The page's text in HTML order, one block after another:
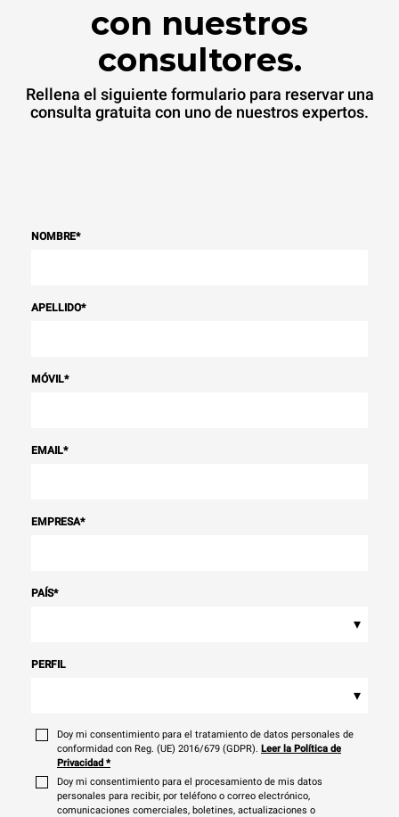
renovables.Greenhouse
Gas Protocol
con nuestros
consultores.
Rellena el siguiente formulario para reservar una
consulta gratuita con uno de nuestros expertos.
NOMBRE*
APELLIDO*
MÓVIL*
EMAIL*
EMPRESA*
PAÍS*
▾
PERFIL
▾
Doy mi consentimiento para el tratamiento de datos personales de
conformidad con Reg. (UE) 2016/679 (GDPR). Leer la Política de
Privacidad *
Doy mi consentimiento para el procesamiento de mis datos
personales para recibir, por teléfono o correo electrónico,
comunicaciones comerciales, boletines, actualizaciones o